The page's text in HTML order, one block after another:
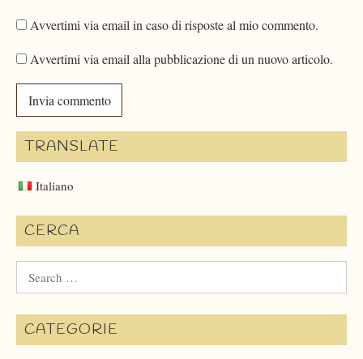
Avvertimi via email in caso di risposte al mio commento.
Avvertimi via email alla pubblicazione di un nuovo articolo.
TRANSLATE
Italiano
CERCA
for:
CATEGORIE